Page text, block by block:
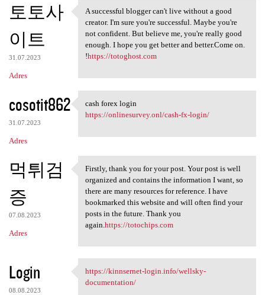
토토사
이트
31.07.2023
Adres
A successful blogger can't
A successful blogger can't live without a good
creator. I'm sure you're successful. Maybe you're
not confident. But believe me, you're really good
enough. I hope you get better and better.Come on.
!https://totoghost.com
cosotit862
31.07.2023
Adres
cash forex login
cash forex login
https://onlinesurvey.onl/cash-fx-login/
먹튀검
증
07.08.2023
Adres
Firstly, thank you for your
Firstly, thank you for your post. Your post is well
organized and contains the information I want, so
there are many resources for reference. I have
bookmarked this website and will often find your
posts in the future. Thank you
again. https://totochips.com
Login
08.08.2023
https://kinnsernet-login.info
https://kinnsernet-login.info/wellsky-
documentation/